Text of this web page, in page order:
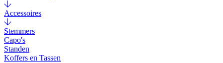
Accessoires
Stemmers
Capo's
Standen
Koffers en Tassen